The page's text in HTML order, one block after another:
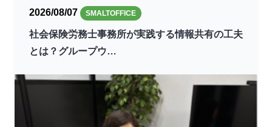
2026/08/07 SMALTOFFICE
社会保険労務士事務所が実践する情報共有の工夫
とは？グループウ…